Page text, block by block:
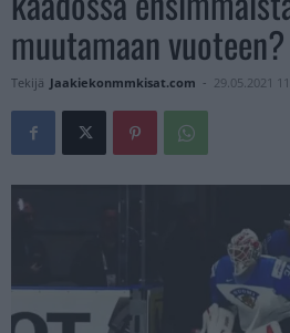
muutamaan vuoteen?
Tekijä Jaakiekonmmkisat.com - 29.05.2021